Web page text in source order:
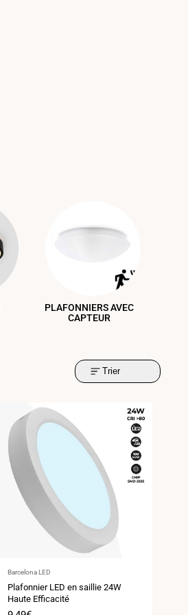
PLAFONNIERS AVEC
CAPTEUR
Trier
Fournisseur
:
Barcelona LED
Plafonnier LED en saillie 24W
Haute Efficacité